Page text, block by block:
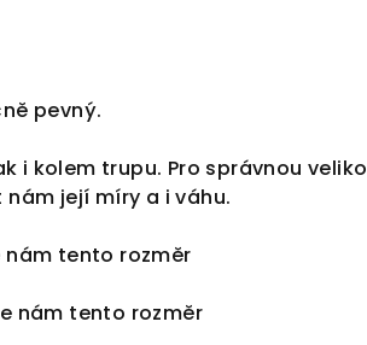
pevný.
i kolem trupu. Pro správnou
její míry a i váhu.
tento rozměr
nám tento rozměr